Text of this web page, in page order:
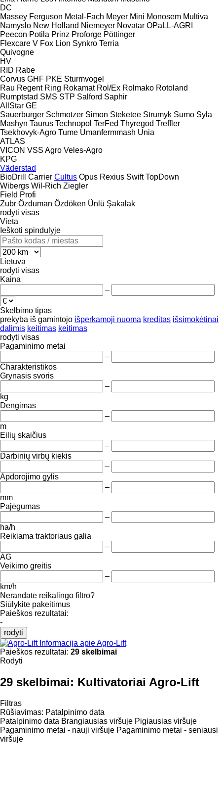
DC
Massey Ferguson Metal-Fach Meyer Mini Monosem Multiva
Namyslo New Holland Niemeyer Novatar OPaLL-AGRI
Peecon Potila Prinz Proforge Pöttinger
Flexcare V Fox Lion Synkro Terria
Quivogne
HV
RID Rabe
Corvus GHF PKE Sturmvogel
Rau Regent Ring Rokamat Rol/Ex Rolmako Rotoland
Rumptstad SMS STP Salford Saphir
AllStar GE
Sauerburger Schmotzer Simon Steketee Strumyk Sumo Syla
Mashyn Taurus Technopol TerFed Thyregod Treffler
Tsekhovyk-Agro Tume Umanfermmash Unia
ATLAS
VICON VSS Agro Veles-Agro
KPG
Väderstad
BioDrill
Carrier Cultus Opus Rexius Swift TopDown
Wibergs Wil-Rich Ziegler
Field Profi
Zubr Özduman Özdöken Ünlü Şakalak
rodyti visas
Vieta
Ieškoti spindulyje
Lietuva
rodyti visas
Kaina
–
Skelbimo tipas
prekyba iš gamintojo išperkamoji nuoma kreditas išsimokėtinai
dalimis keitimas keitimas
rodyti visas
Pagaminimo metai
–
Charakteristikos
Grynasis svoris
–
kg
Dengimas
–
m
Eilių skaičius
–
Darbinių virbų kiekis
–
Apdorojimo gylis
–
mm
Pajėgumas
–
ha/h
Reikiama traktoriaus galia
–
AG
Veikimo greitis
–
km/h
Nerandate reikalingo filtro?
Siūlykite pakeitimus
Paieškos rezultatai:
-
rodyti
Informacija apie Agro-Lift
Paieškos rezultatai: 29 skelbimai
Rodyti
29 skelbimai: Kultivatoriai Agro-Lift
Filtras
Rūšiavimas: Patalpinimo data
Patalpinimo data Brangiausias viršuje Pigiausias viršuje
Pagaminimo metai - nauji viršuje Pagaminimo metai - seniausi
viršuje